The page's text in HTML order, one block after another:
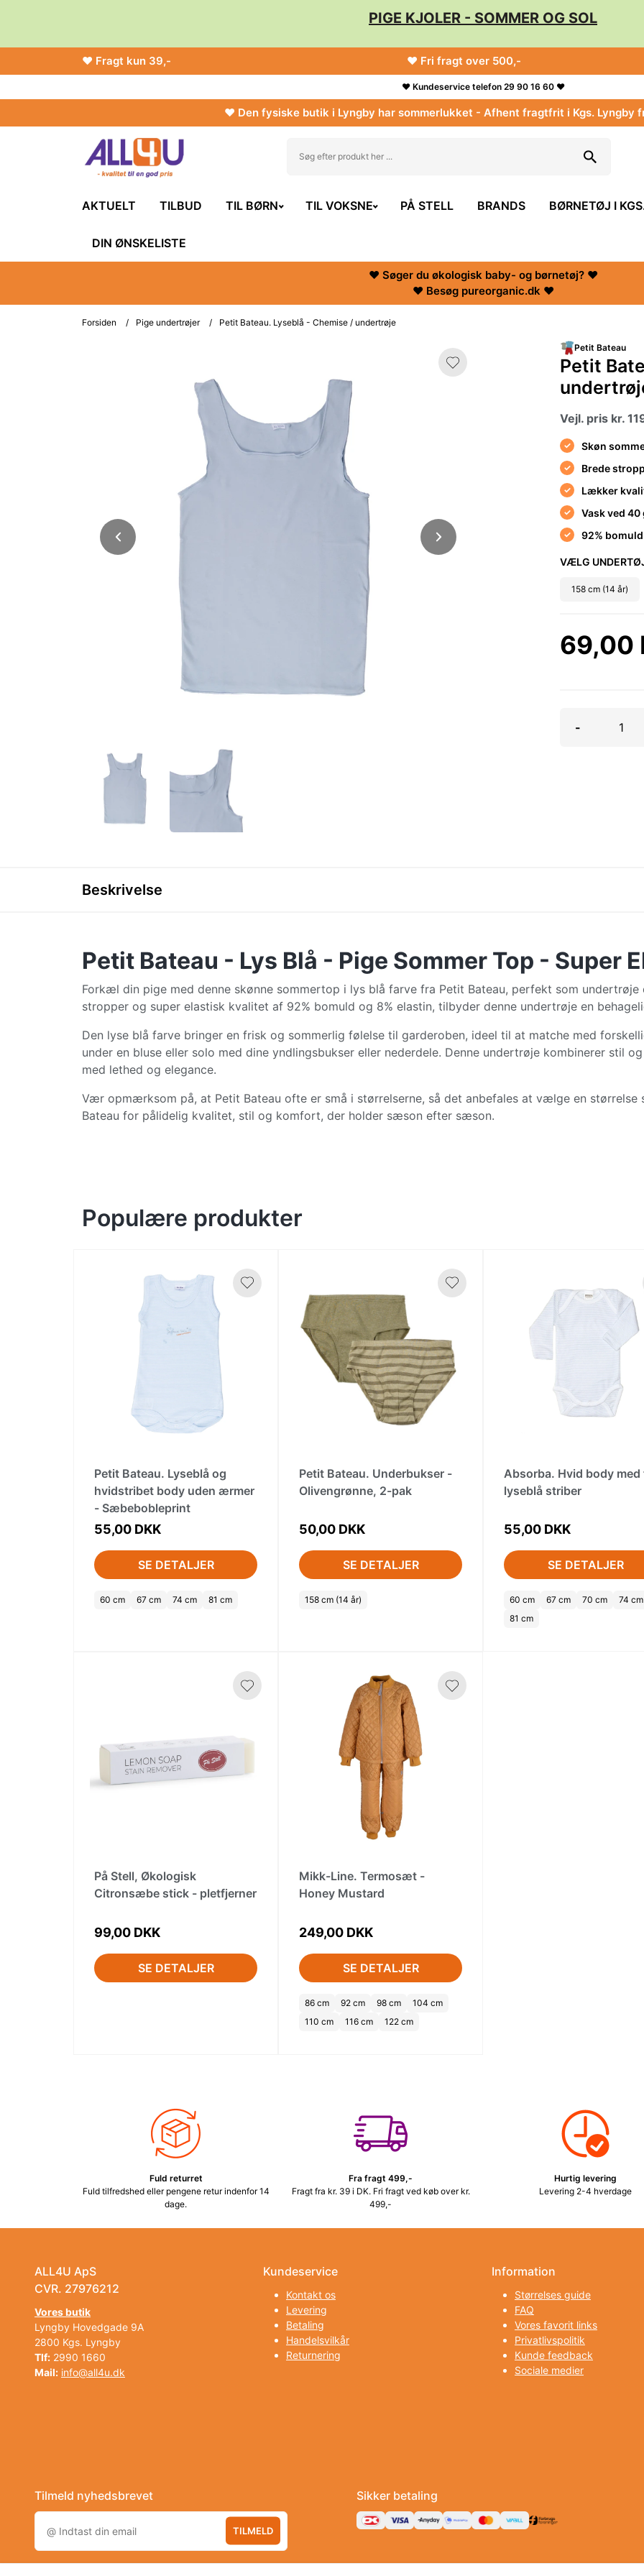
PIGE KJOLER - SOMMER OG SOL
♥ Fragt kun 39,- ♥ Fri fragt over 500,-
♥ Kundeservice telefon 29 90 16 60 ♥
♥ Den fysiske butik i Lyngby har sommerlukket - Afhent fragtfrit i Kgs. Lyngby
AKTUELT TILBUD TIL BØRN TIL VOKSNE PÅ STELL BRANDS BØRNETØJ I
DIN ØNSKELISTE
♥ Søger du økologisk baby- og børnetøj? ♥
♥ Besøg pureorganic.dk ♥
Forsiden / Pige undertrøjer / Petit Bateau. Lyseblå - Chemise / undertrøje
Petit Bateau
Petit
Vejl. pris kr.
Skøn
Brede
Lækker
Vask ved 40
92%
VÆLG
158 cm (14 år)
69,00
-
Beskrivelse
Petit Bateau - Lys Blå - Pige Sommer Top - Super
Forkæl din pige med denne skønne sommertop i lys blå farve fra Petit Bateau, perfekt som
stropper og super elastisk kvalitet af 92% bomuld og 8% elastin, tilbyder denne undertrøje en
Den lyse blå farve bringer en frisk og sommerlig følelse til garderoben, ideel til at matche med
under en bluse eller solo med dine yndlingsbukser eller nederdele. Denne undertrøje kombinerer stil
med lethed og elegance.
Vær opmærksom på, at Petit Bateau ofte er små i størrelserne, så det anbefales at vælge en
Bateau for pålidelig kvalitet, stil og komfort, der holder sæson efter sæson.
Populære produkter
Petit Bateau. Lyseblå og
hvidstribet body uden ærmer
- Sæbebobleprint
55,00 DKK
SE DETALJER
60 cm 67 cm 74 cm 81 cm
Petit Bateau. Underbukser -
Olivengrønne, 2-pak
50,00 DKK
SE DETALJER
158 cm (14 år)
Absorba. Hvid body med
lyseblå striber
55,00 DKK
SE DETALJER
60 cm 67 cm 70 cm
74 cm
81 cm
På Stell, Økologisk
Citronsæbe stick - pletfjerner
99,00 DKK
SE DETALJER
Mikk-Line. Termosæt -
Honey Mustard
249,00 DKK
SE DETALJER
86 cm 92 cm 98 cm
104 cm
110 cm
116 cm 122 cm
Fuld returret
Fuld tilfredshed eller pengene retur indenfor 14
dage.
Fra fragt 499,-
Fragt fra kr. 39 i DK. Fri fragt ved køb over kr.
499,-
Hurtig levering
Levering 2-4 hverdage
ALL4U ApS
CVR. 27976212
Vores butik
Lyngby Hovedgade 9A
2800 Kgs. Lyngby
Tlf: 2990 1660
Mail: info@all4u.dk
Kundeservice
Kontakt os
Levering
Betaling
Handelsvilkår
Returnering
Information
Størrelses guide
FAQ
Vores favorit links
Privatlivspolitik
Kunde feedback
Sociale medier
Tilmeld nyhedsbrevet
TILMELD
Sikker betaling